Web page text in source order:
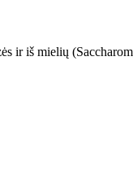
ir iš mielių